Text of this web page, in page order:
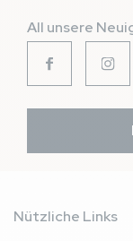
All unsere
Nützliche Links